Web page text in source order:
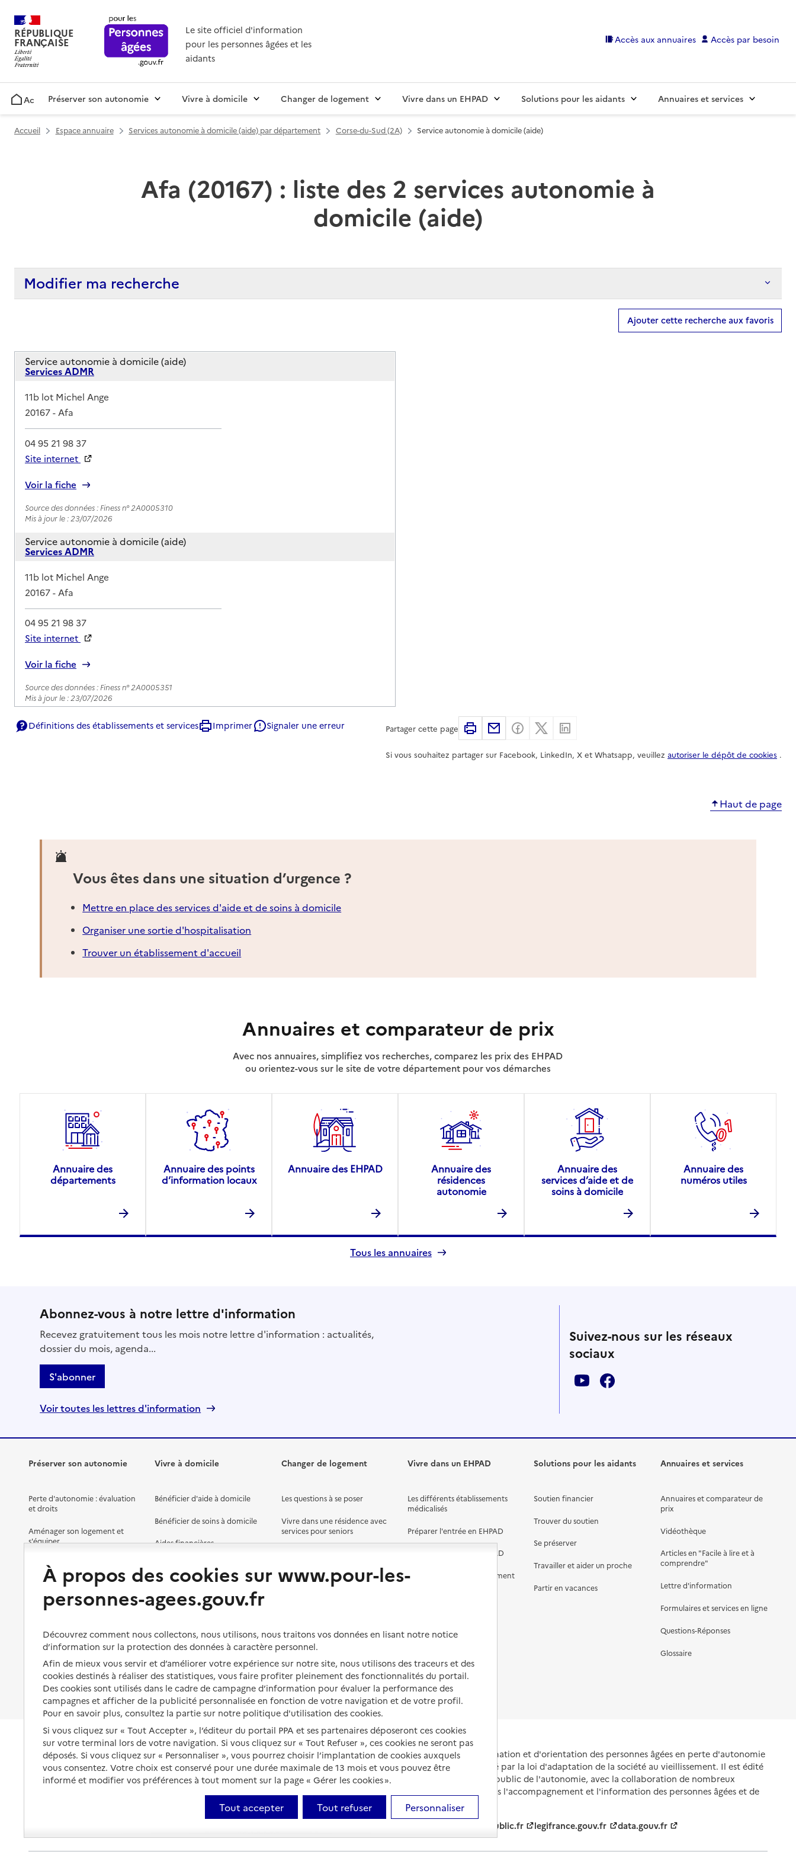
RÉPUBLIQUE
FRANÇAISE
Le site officiel d'information
pour les personnes âgées et les
aidants
Accès aux annuaires Accès par besoin
AccueilPréserver son autonomie Vivre à domicile Changer de logement Vivre dans un EHPAD Solutions pour les aidants Annuaires et services
Accueil Espace annuaire Services autonomie à domicile (aide) par département Corse-du-Sud (2A) Service autonomie à domicile (aide)
Afa (20167) : liste des 2 services autonomie à
domicile (aide)
Modifier ma recherche
Ajouter cette recherche aux favoris
Service autonomie à domicile (aide)
Services ADMR
Adresse
11b lot Michel Ange
20167- Afa
04 95 21 98 37
Site internet
Voir la fiche
Source des données : Finess n° 2A0005310
Mis à jour le : 23/07/2026
Service autonomie à domicile (aide)
Services ADMR
Adresse
11b lot Michel Ange
20167- Afa
04 95 21 98 37
Site internet
Voir la fiche
Source des données : Finess n° 2A0005351
Mis à jour le : 23/07/2026
Définitions des établissements et services Imprimer Signaler une erreur Partager cette page ImprimerPartager par email
Partager sur Facebook
Partager sur X
Si vous souhaitez partager sur Facebook, LinkedIn, X et Whatsapp, veuillez autoriser le dépôt de cookies .
Haut de page
Vous êtes dans une situation d’urgence ?
Mettre en place des services d'aide et de soins à domicile
Organiser une sortie d'hospitalisation
Trouver un établissement d'accueil
Annuaires et comparateur de prix
Avec nos annuaires, simplifiez vos recherches, comparez les prix des EHPAD
ou orientez-vous sur le site de votre département pour vos démarches
Annuaire des
départements
Annuaire des points
d’information locaux
Annuaire des EHPAD
Annuaire des
résidences
autonomie
Annuaire des
services d’aide et de
soins à domicile
Annuaire des
numéros utiles
Tous les annuaires
Abonnez-vous à notre lettre d'information
Recevez gratuitement tous les mois notre lettre d'information : actualités,
dossier du mois, agenda...
S'abonner
Voir toutes les lettres d'information
Suivez-nous sur les réseaux
sociaux
Préserver son autonomie
Perte d'autonomie : évaluation
et droits
Aménager son logement et
s'équiper
Préserver son autonomie et sa
santé
Organiser à l'avance sa propre
protection
Les obligations de la famille
À qui s’adresser ?
Les politiques du grand âge
Vivre à domicile
Bénéficier d'aide à domicile
Bénéficier de soins à domicile
Aides financières
Vivre à domicile avec une
Être hospitalisé
Fin de vie à domicile
Changer de logement
Les questions à se poser
Vivre dans une résidence avec
services pour seniors
Vivre en accueil familial
Vivre dans un EHPAD
Les différents établissements
médicalisés
Préparer l'entrée en EHPAD
Aides financières en EHPAD
Prévention, accompagnement
Droits en EHPAD
Fin de vie en EHPAD
Solutions pour les aidants
Soutien financier
Trouver du soutien
Se préserver
Travailler et aider un proche
Partir en vacances
Annuaires et services
Annuaires et comparateur de
prix
Vidéothèque
Articles en "Facile à lire et à
comprendre"
Lettre d'information
Formulaires et services en ligne
Questions-Réponses
Glossaire
Portail national d'information et d'orientation des personnes âgées en perte d'autonomie
et de leurs proches, créé par la loi d'adaptation de la société au vieillissement. Il est édité
et animé par le Service public de l'autonomie, avec la collaboration de nombreux
partenaires engagés dans l'accompagnement et l'information des personnes âgées et de
leurs aidants.
service-public.fr legifrance.gouv.fr data.gouv.fr
À propos des cookies sur www.pour-les-
personnes-agees.gouv.fr
Découvrez comment nous collectons, nous utilisons, nous traitons vos données en lisant notre notice
d’information sur la protection des données à caractère personnel.
Afin de mieux vous servir et d’améliorer votre expérience sur notre site, nous utilisons des traceurs et des
cookies destinés à réaliser des statistiques, vous faire profiter pleinement des fonctionnalités du portail.
Des cookies sont utilisés dans le cadre de campagne d’information pour évaluer la performance des
campagnes et afficher de la publicité personnalisée en fonction de votre navigation et de votre profil.
Pour en savoir plus, consultez la partie sur notre politique d'utilisation des cookies.
Si vous cliquez sur « Tout Accepter », l’éditeur du portail PPA et ses partenaires déposeront ces cookies
sur votre terminal lors de votre navigation. Si vous cliquez sur « Tout Refuser », ces cookies ne seront pas
déposés. Si vous cliquez sur « Personnaliser », vous pourrez choisir l’implantation de cookies auxquels
vous consentez. Votre choix est conservé pour une durée maximale de 13 mois et vous pouvez être
informé et modifier vos préférences à tout moment sur la page « Gérer les cookies ».
Tout accepter Tout refuser Personnaliser